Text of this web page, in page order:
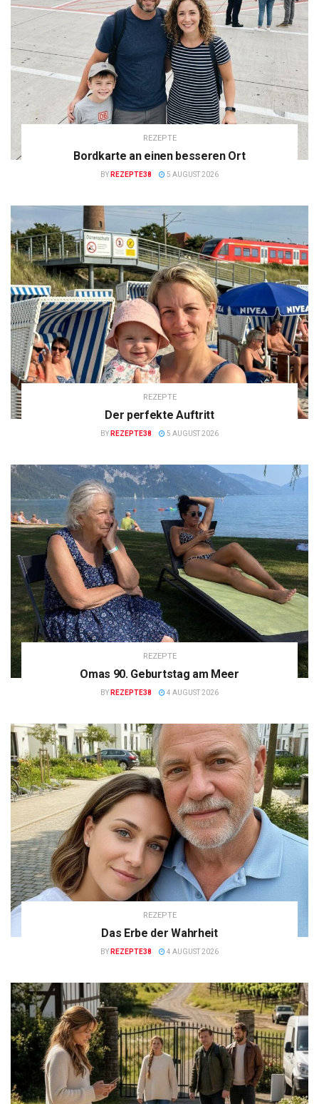
REZEPTE
Bordkarte an einen besseren Ort
BY REZEPTE38 5 AUGUST 2026
REZEPTE
Der perfekte Auftritt
BY REZEPTE38 5 AUGUST 2026
REZEPTE
Omas 90. Geburtstag am Meer
BY REZEPTE38 4 AUGUST 2026
REZEPTE
Das Erbe der Wahrheit
BY REZEPTE38 4 AUGUST 2026